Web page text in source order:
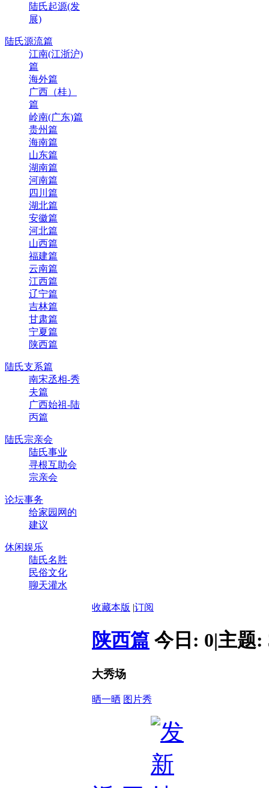
陆氏起源(发
展)
陆氏源流篇
江南(江浙沪)
篇
海外篇
广西（桂）
篇
岭南(广东)篇
贵州篇
海南篇
山东篇
湖南篇
河南篇
四川篇
湖北篇
安徽篇
河北篇
山西篇
福建篇
云南篇
江西篇
辽宁篇
吉林篇
甘肃篇
宁夏篇
陕西篇
陆氏支系篇
南宋丞相-秀
夫篇
广西始祖-陆
丙篇
陆氏宗亲会
陆氏事业
寻根互助会
宗亲会
论坛事务
给家园网的
建议
休闲娱乐
陆氏名胜
民俗文化
聊天灌水
收藏本版 |订阅
陕西篇 今日: 0|主题:
大秀场
晒一晒 图片秀